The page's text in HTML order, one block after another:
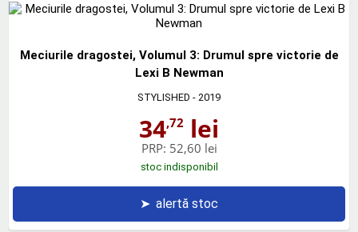
Meciurile dragostei, Volumul 3: Drumul spre victorie de
Lexi B Newman
STYLISHED - 2019
34,72 lei
PRP: 52,60 lei
stoc indisponibil
➤ alertă stoc